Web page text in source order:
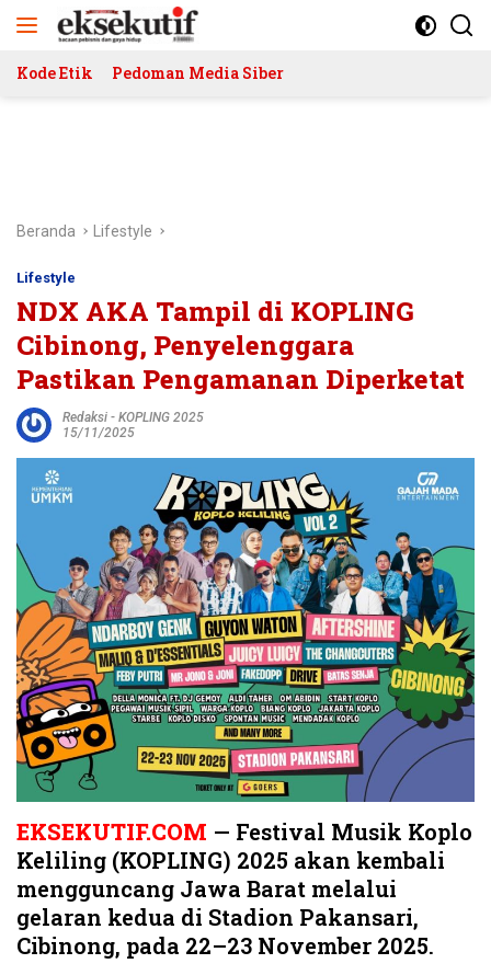
Kode Etik Pedoman Media Siber
Beranda Lifestyle
Lifestyle
NDX AKA Tampil di KOPLING
Cibinong, Penyelenggara
Pastikan Pengamanan Diperketat
Redaksi - KOPLING 2025
15/11/2025
EKSEKUTIF.COM — Festival Musik Koplo
Keliling (KOPLING) 2025 akan kembali
mengguncang Jawa Barat melalui
gelaran kedua di Stadion Pakansari,
Cibinong, pada 22–23 November 2025.